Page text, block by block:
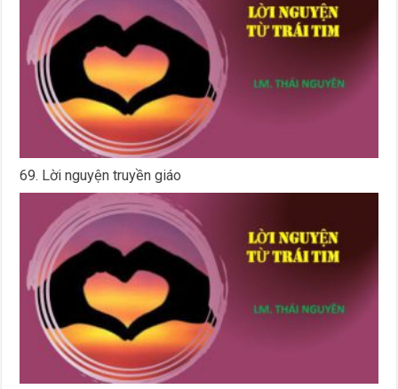
69. Lời nguyện truyền giáo